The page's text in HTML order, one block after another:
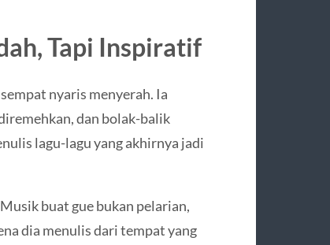
Tapi Inspiratif
nyaris menyerah. Ia
dan bolak-balik
lagu-lagu yang akhirnya jadi
buat gue bukan pelarian,
dia menulis dari tempat yang